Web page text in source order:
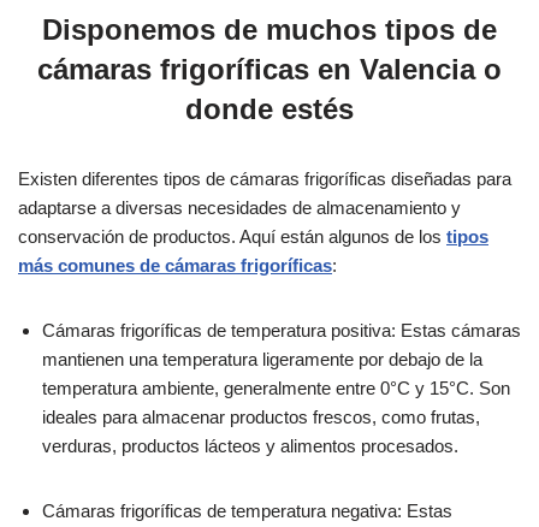
Disponemos de muchos tipos de
cámaras frigoríficas en Valencia o
donde estés
Existen diferentes tipos de cámaras frigoríficas diseñadas para
adaptarse a diversas necesidades de almacenamiento y
conservación de productos. Aquí están algunos de los tipos
más comunes de cámaras frigoríficas:
Cámaras frigoríficas de temperatura positiva: Estas cámaras
mantienen una temperatura ligeramente por debajo de la
temperatura ambiente, generalmente entre 0°C y 15°C. Son
ideales para almacenar productos frescos, como frutas,
verduras, productos lácteos y alimentos procesados.
Cámaras frigoríficas de temperatura negativa: Estas